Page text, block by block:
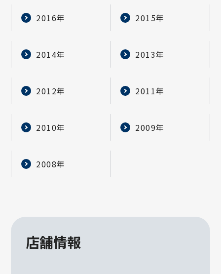
2016年 2015年
2014年 2013年
2012年 2011年
2010年 2009年
2008年
店舗情報